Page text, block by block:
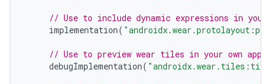
// Use to include dynamic expressions in
implementation(
// Use to preview wear tiles in your own app
debugImplementation(